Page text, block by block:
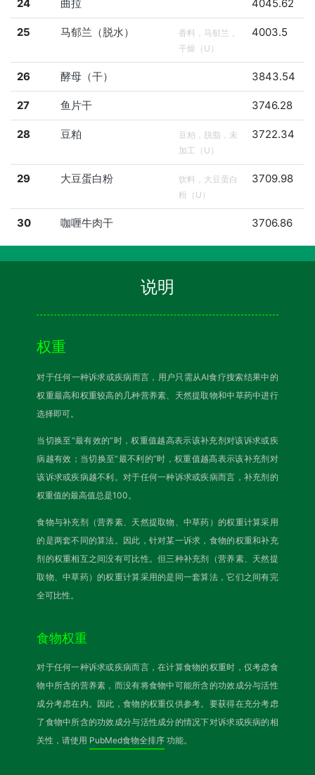
24 曲拉 4045.62
25 马郁兰（脱水）
香料，马郁兰，
干燥（U）
4003.5
26 酵母（干） 3843.54
27 鱼片干 3746.28
28 豆粕
豆粕，脱脂，未
加工（U）
3722.34
29 大豆蛋白粉
饮料，大豆蛋白
粉（U）
3709.98
30 咖喱牛肉干 3706.86
说明
权重
对于任何一种诉求或疾病而言，用户只需从AI食疗搜索结果中的
权重最高和权重较高的几种营养素、天然提取物和中草药中进行
选择即可。
当切换至“最有效的”时，权重值越高表示该补充剂对该诉求或疾
病越有效；当切换至“最不利的”时，权重值越高表示该补充剂对
该诉求或疾病越不利。对于任何一种诉求或疾病而言，补充剂的
权重值的最高值总是100。
食物与补充剂（营养素、天然提取物、中草药）的权重计算采用
的是两套不同的算法。因此，针对某一诉求，食物的权重和补充
剂的权重相互之间没有可比性。但三种补充剂（营养素、天然提
取物、中草药）的权重计算采用的是同一套算法，它们之间有完
全可比性。
食物权重
对于任何一种诉求或疾病而言，在计算食物的权重时，仅考虑食
物中所含的营养素，而没有将食物中可能所含的功效成分与活性
成分考虑在内。因此，食物的权重仅供参考。要获得在充分考虑
了食物中所含的功效成分与活性成分的情况下对诉求或疾病的相
关性，请使用 PubMed食物全排序 功能。